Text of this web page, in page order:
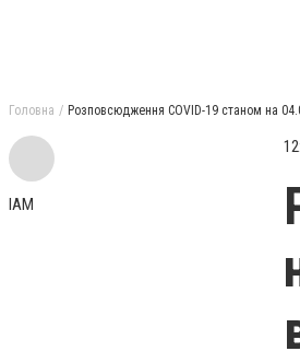
Головна Розповсюдження COVID-19 станом на
IAM